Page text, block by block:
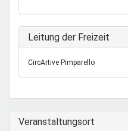
Ausblenden
Leitung der Freizeit
CircArtive Pimparello
Ausblenden
Veranstaltungsort